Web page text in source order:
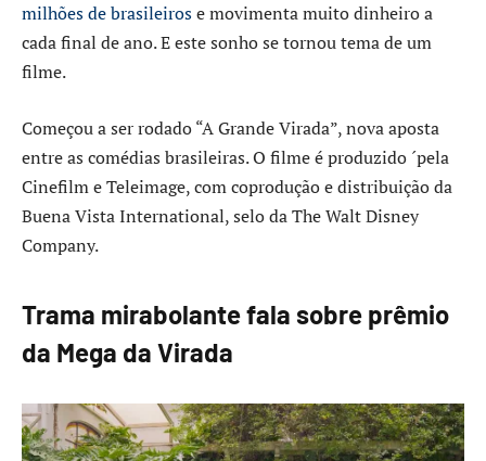
milhões de brasileirose movimenta muito dinheiro a
cada final de ano. E este sonho se tornou tema de um
filme.
Começou a ser rodado “A Grande Virada”, nova aposta
entre as comédias brasileiras. O filme é produzido ´pela
Cinefilm e Teleimage, com coprodução e distribuição da
Buena Vista International, selo da The Walt Disney
Company.
Trama mirabolante fala sobre prêmio
da Mega da Virada